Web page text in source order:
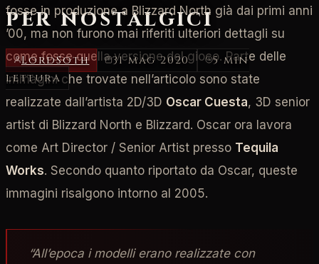
per nostalgici
LordSoth 31 mag 2020
5 min
lettura
fosse in produzione a Blizzard North già dai primi anni
’00, ma non furono mai riferiti ulteriori dettagli su
come fosse quella versione del gioco. Parte delle
immagini che trovate nell’articolo sono state
realizzate dall’artista 2D/3D Oscar Cuesta, 3D senior
artist di Blizzard North e Blizzard. Oscar ora lavora
come Art Director / Senior Artist presso Tequila
Works. Secondo quanto riportato da Oscar, queste
immagini risalgono intorno al 2005.
“All’epoca i modelli erano realizzate con